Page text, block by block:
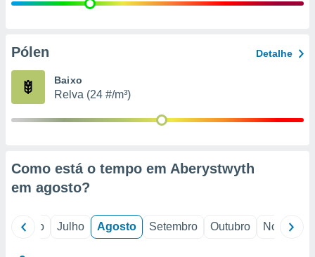
e
de
Pólen Detalhe
Baixo
Relva (24 #/m³)
Como está o tempo em Aberystwyth
em agosto?
Junho Julho Agosto Setembro Outubro Novembro